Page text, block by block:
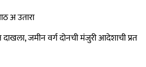
अ उतारा
जमीन वर्ग दोनची मंजुरी आदेशाची प्रत